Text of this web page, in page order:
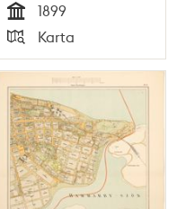
Tid
1899
Typ
Karta